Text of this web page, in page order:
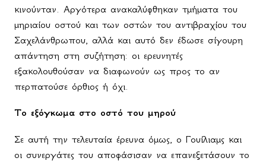
κινούνταν. Αργότερα ανακαλύφθηκαν τμήματα του
μηριαίου οστού και των οστών του αντιβραχίου του
Σαχελάνθρωπου, αλλά και αυτό δεν έδωσε σίγουρη
απάντηση στη συζήτηση: οι ερευνητές
εξακολουθούσαν να διαφωνούν ως προς το αν
περπατούσε όρθιος ή όχι.
Το εξόγκωμα στο οστό του μηρού
Σε αυτή την τελευταία έρευνα όμως, ο Γουίλιαμς και
οι συνεργάτες του αποφάσισαν να επανεξετάσουν το